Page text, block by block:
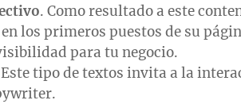
. Como resultado a este
los primeros puestos de su
para tu negocio.
Este tipo de textos invita a la